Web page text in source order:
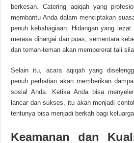
berkesan. Catering aqiqah yang
membantu Anda dalam menciptakan
penuh kebahagiaan. Hidangan yang
merasa dihargai dan puas, sementara
dan teman-teman akan mempererat tali
Selain itu, acara aqiqah yang
penuh perhatian akan memberikan
sosial Anda. Ketika Anda bisa
lancar dan sukses, itu akan menjadi
tentunya bisa menjadi berkah bagi
Keamanan dan